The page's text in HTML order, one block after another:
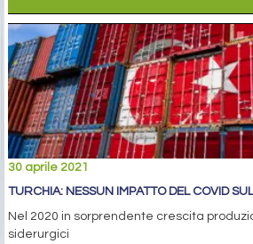
30 aprile 2021
TURCHIA: NESSUN IMPATTO DEL COVID
Nel 2020 in sorprendente crescita
siderurgici